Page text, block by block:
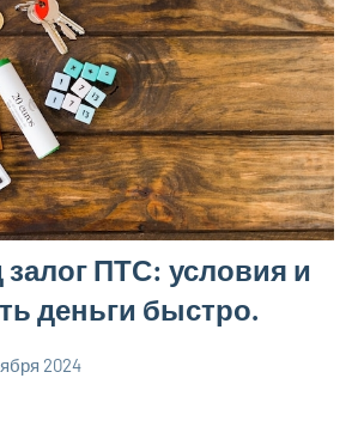
ПТС: условия и
деньги быстро.
2024